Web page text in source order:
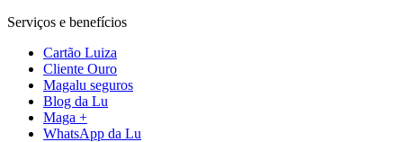
Serviços e benefícios
Cartão Luiza
Cliente Ouro
Magalu seguros
Blog da Lu
Maga +
WhatsApp da Lu